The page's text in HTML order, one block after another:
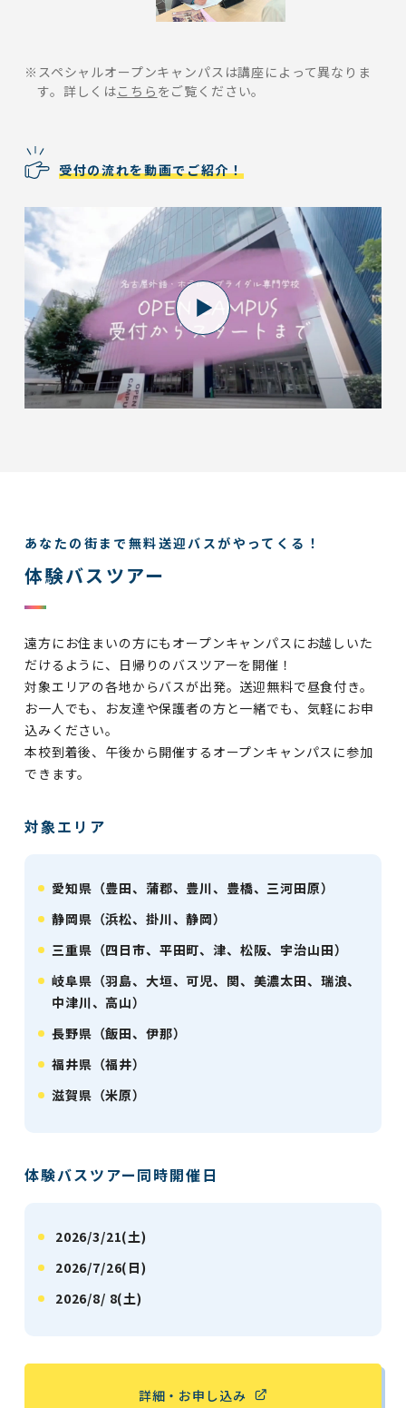
※スペシャルオープンキャンパスは講座によって異なりま
す。詳しくはこちら をご覧ください。
受付の流れを動画でご紹介！
あなたの街まで無料送迎バスがやってくる！
体験バスツアー
遠方にお住まいの方にもオープンキャンパスにお越しいた
だけるように、日帰りのバスツアーを開催！
対象エリアの各地からバスが出発。送迎無料で昼食付き。
お一人でも、お友達や保護者の方と一緒でも、気軽にお申
込みください。
本校到着後、午後から開催するオープンキャンパスに参加
できます。
対象エリア
愛知県（豊田、蒲郡、豊川、豊橋、三河田原）
静岡県（浜松、掛川、静岡）
三重県（四日市、平田町、津、松阪、宇治山田）
岐阜県（羽島、大垣、可児、関、美濃太田、瑞浪、
中津川、高山）
長野県（飯田、伊那）
福井県（福井）
滋賀県（米原）
体験バスツアー同時開催日
2026/3/21(土)
2026/7/26(日)
2026/8/ 8(土)
詳細・お申し込み